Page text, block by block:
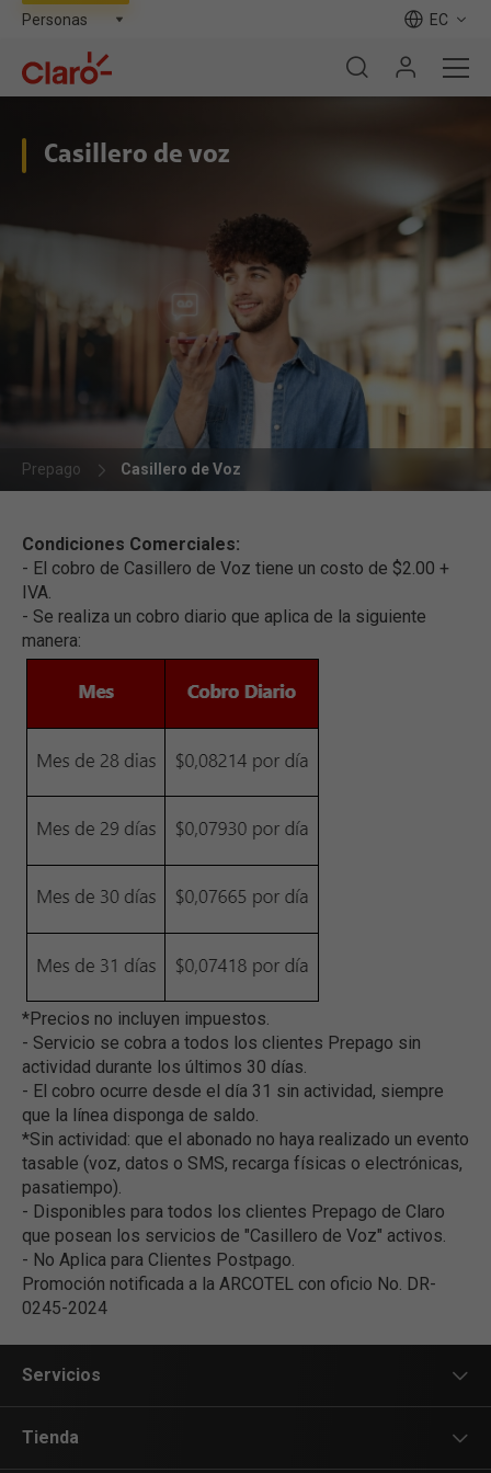
EC
Casillero de voz
Prepago Casillero de Voz
Condiciones Comerciales:
- El cobro de Casillero de Voz tiene un costo de $2.00 +
IVA.
- Se realiza un cobro diario que aplica de la siguiente
manera:
*Precios no incluyen impuestos.
- Servicio se cobra a todos los clientes Prepago sin
actividad durante los últimos 30 días.
- El cobro ocurre desde el día 31 sin actividad, siempre
que la línea disponga de saldo.
*Sin actividad: que el abonado no haya realizado un evento
tasable (voz, datos o SMS, recarga físicas o electrónicas,
pasatiempo).
- Disponibles para todos los clientes Prepago de Claro
que posean los servicios de "Casillero de Voz" activos.
- No Aplica para Clientes Postpago.
Promoción notificada a la ARCOTEL con oficio No. DR-
0245-2024
Servicios
Servicios Móviles
Tienda